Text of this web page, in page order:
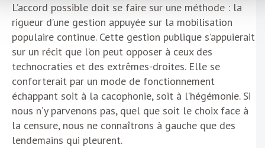
L’accord possible doit se faire sur une méthode : la
rigueur d’une gestion appuyée sur la mobilisation
populaire continue. Cette gestion publique s’appuierait
sur un récit que l’on peut opposer à ceux des
technocraties et des extrêmes-droites. Elle se
conforterait par un mode de fonctionnement
échappant soit à la cacophonie, soit à l’hégémonie. Si
nous n’y parvenons pas, quel que soit le choix face à
la censure, nous ne connaîtrons à gauche que des
lendemains qui pleurent.